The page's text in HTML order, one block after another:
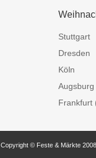
Stuttgart
Dresden
Köln
Augsburg
Frankfurt
Copyright © Feste & Märkte